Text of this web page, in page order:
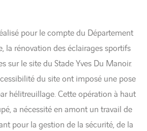
pour le compte du Département
la rénovation des éclairages sportifs
sur le site du Stade Yves Du Manoir.
du site ont imposé une pose
hélitreuillage. Cette opération à haut
a nécessité en amont un travail de
pour la gestion de la sécurité, de la